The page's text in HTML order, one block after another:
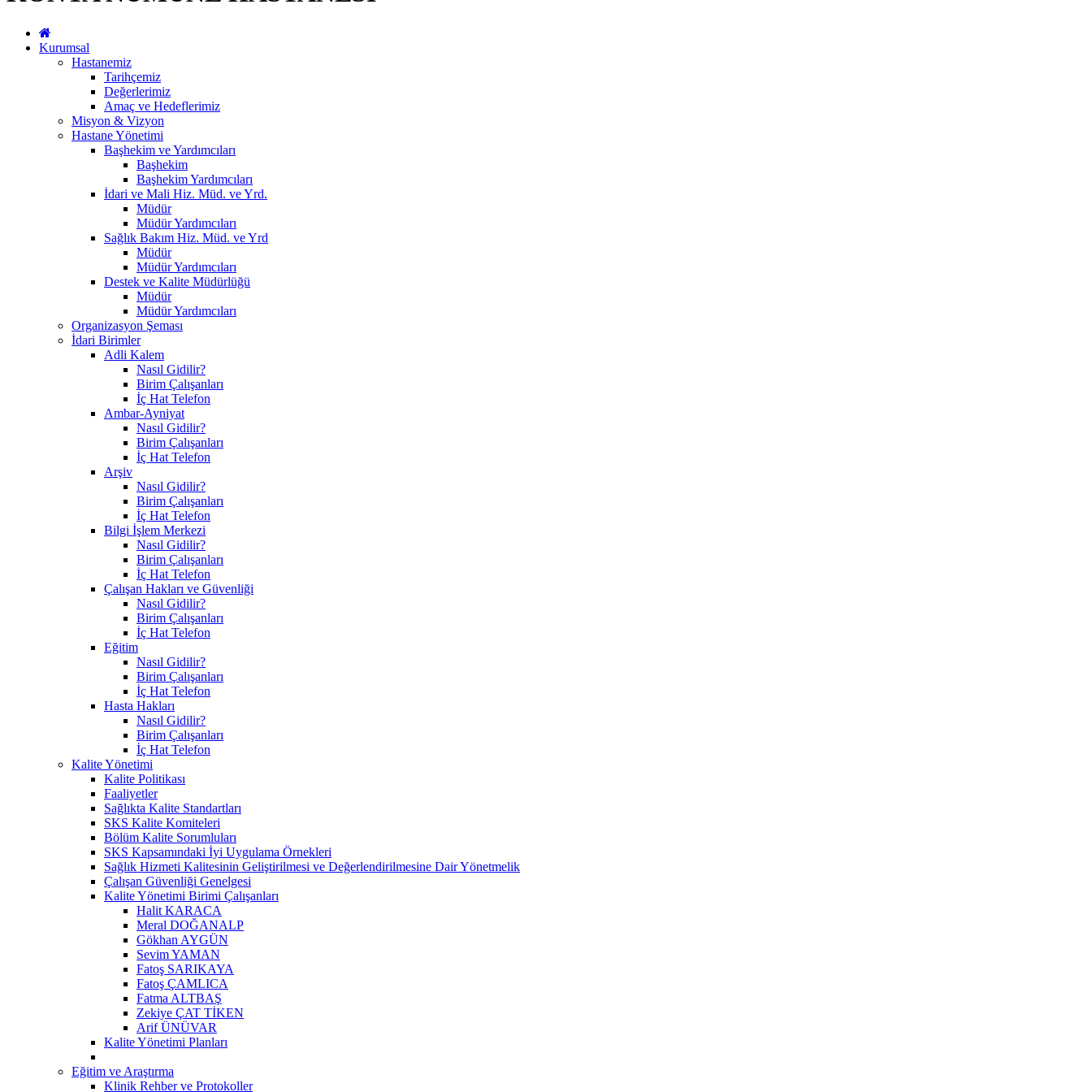
Kurumsal
Hastanemiz
Tarihçemiz
Değerlerimiz
Amaç ve Hedeflerimiz
Misyon & Vizyon
Hastane Yönetimi
Başhekim ve Yardımcıları
Başhekim
Başhekim Yardımcıları
İdari ve Mali Hiz. Müd. ve Yrd.
Müdür
Müdür Yardımcıları
Sağlık Bakım Hiz. Müd. ve Yrd
Müdür
Müdür Yardımcıları
Destek ve Kalite Müdürlüğü
Müdür
Müdür Yardımcıları
Organizasyon Şeması
İdari Birimler
Adli Kalem
Nasıl Gidilir?
Birim Çalışanları
İç Hat Telefon
Ambar-Ayniyat
Nasıl Gidilir?
Birim Çalışanları
İç Hat Telefon
Arşiv
Nasıl Gidilir?
Birim Çalışanları
İç Hat Telefon
Bilgi İşlem Merkezi
Nasıl Gidilir?
Birim Çalışanları
İç Hat Telefon
Çalışan Hakları ve Güvenliği
Nasıl Gidilir?
Birim Çalışanları
İç Hat Telefon
Eğitim
Nasıl Gidilir?
Birim Çalışanları
İç Hat Telefon
Hasta Hakları
Nasıl Gidilir?
Birim Çalışanları
İç Hat Telefon
Kalite Yönetimi
Kalite Politikası
Faaliyetler
Sağlıkta Kalite Standartları
SKS Kalite Komiteleri
Bölüm Kalite Sorumluları
SKS Kapsamındaki İyi Uygulama Örnekleri
Sağlık Hizmeti Kalitesinin Geliştirilmesi ve Değerlendirilmesine Dair Yönetmelik
Çalışan Güvenliği Genelgesi
Kalite Yönetimi Birimi Çalışanları
Halit KARACA
Meral DOĞANALP
Gökhan AYGÜN
Sevim YAMAN
Fatoş SARIKAYA
Fatoş ÇAMLICA
Fatma ALTBAŞ
Zekiye ÇAT TİKEN
Arif ÜNÜVAR
Kalite Yönetimi Planları
Eğitim ve Araştırma
Klinik Rehber ve Protokoller